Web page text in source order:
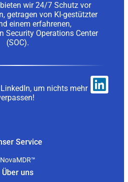
wir 24/7 Schutz vor
getragen von KI-gestützter
einem erfahrenen,
Security Operations Center
(SOC).
um nichts mehr
Service
NovaMDR™
Über uns